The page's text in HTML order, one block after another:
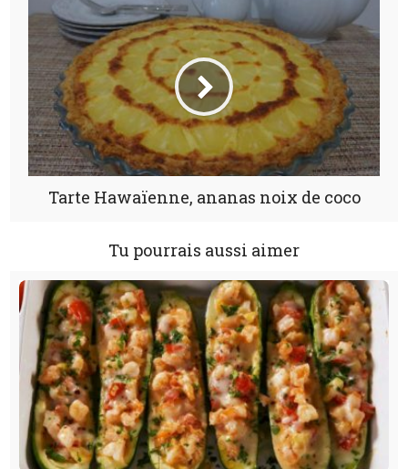
Tarte Hawaïenne, ananas noix de coco
Tu pourrais aussi aimer